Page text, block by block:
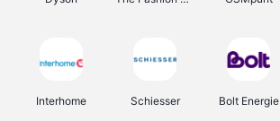
Interhome Schiesser Bolt Energie